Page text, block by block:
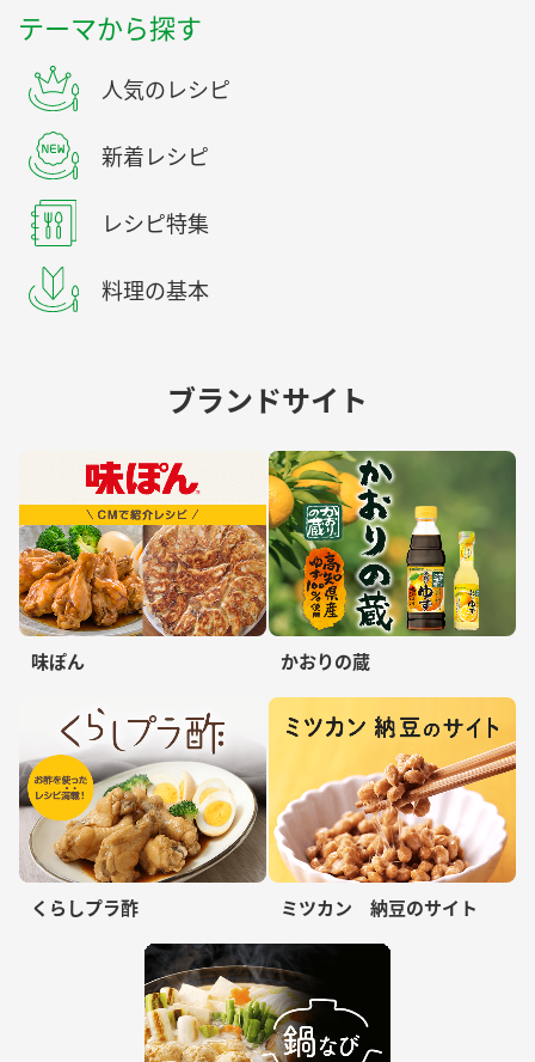
テーマから探す
人気のレシピ
新着レシピ
レシピ特集
料理の基本
ブランドサイト
味ぽん かおりの蔵
くらしプラ酢 ミツカン 納豆のサイト